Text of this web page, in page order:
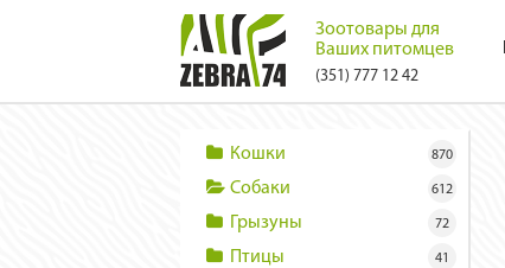
Зоотовары для
Ваших питомцев
(351) 777 12 42
Кошки 870
Собаки 612
Грызуны 72
Птицы 41